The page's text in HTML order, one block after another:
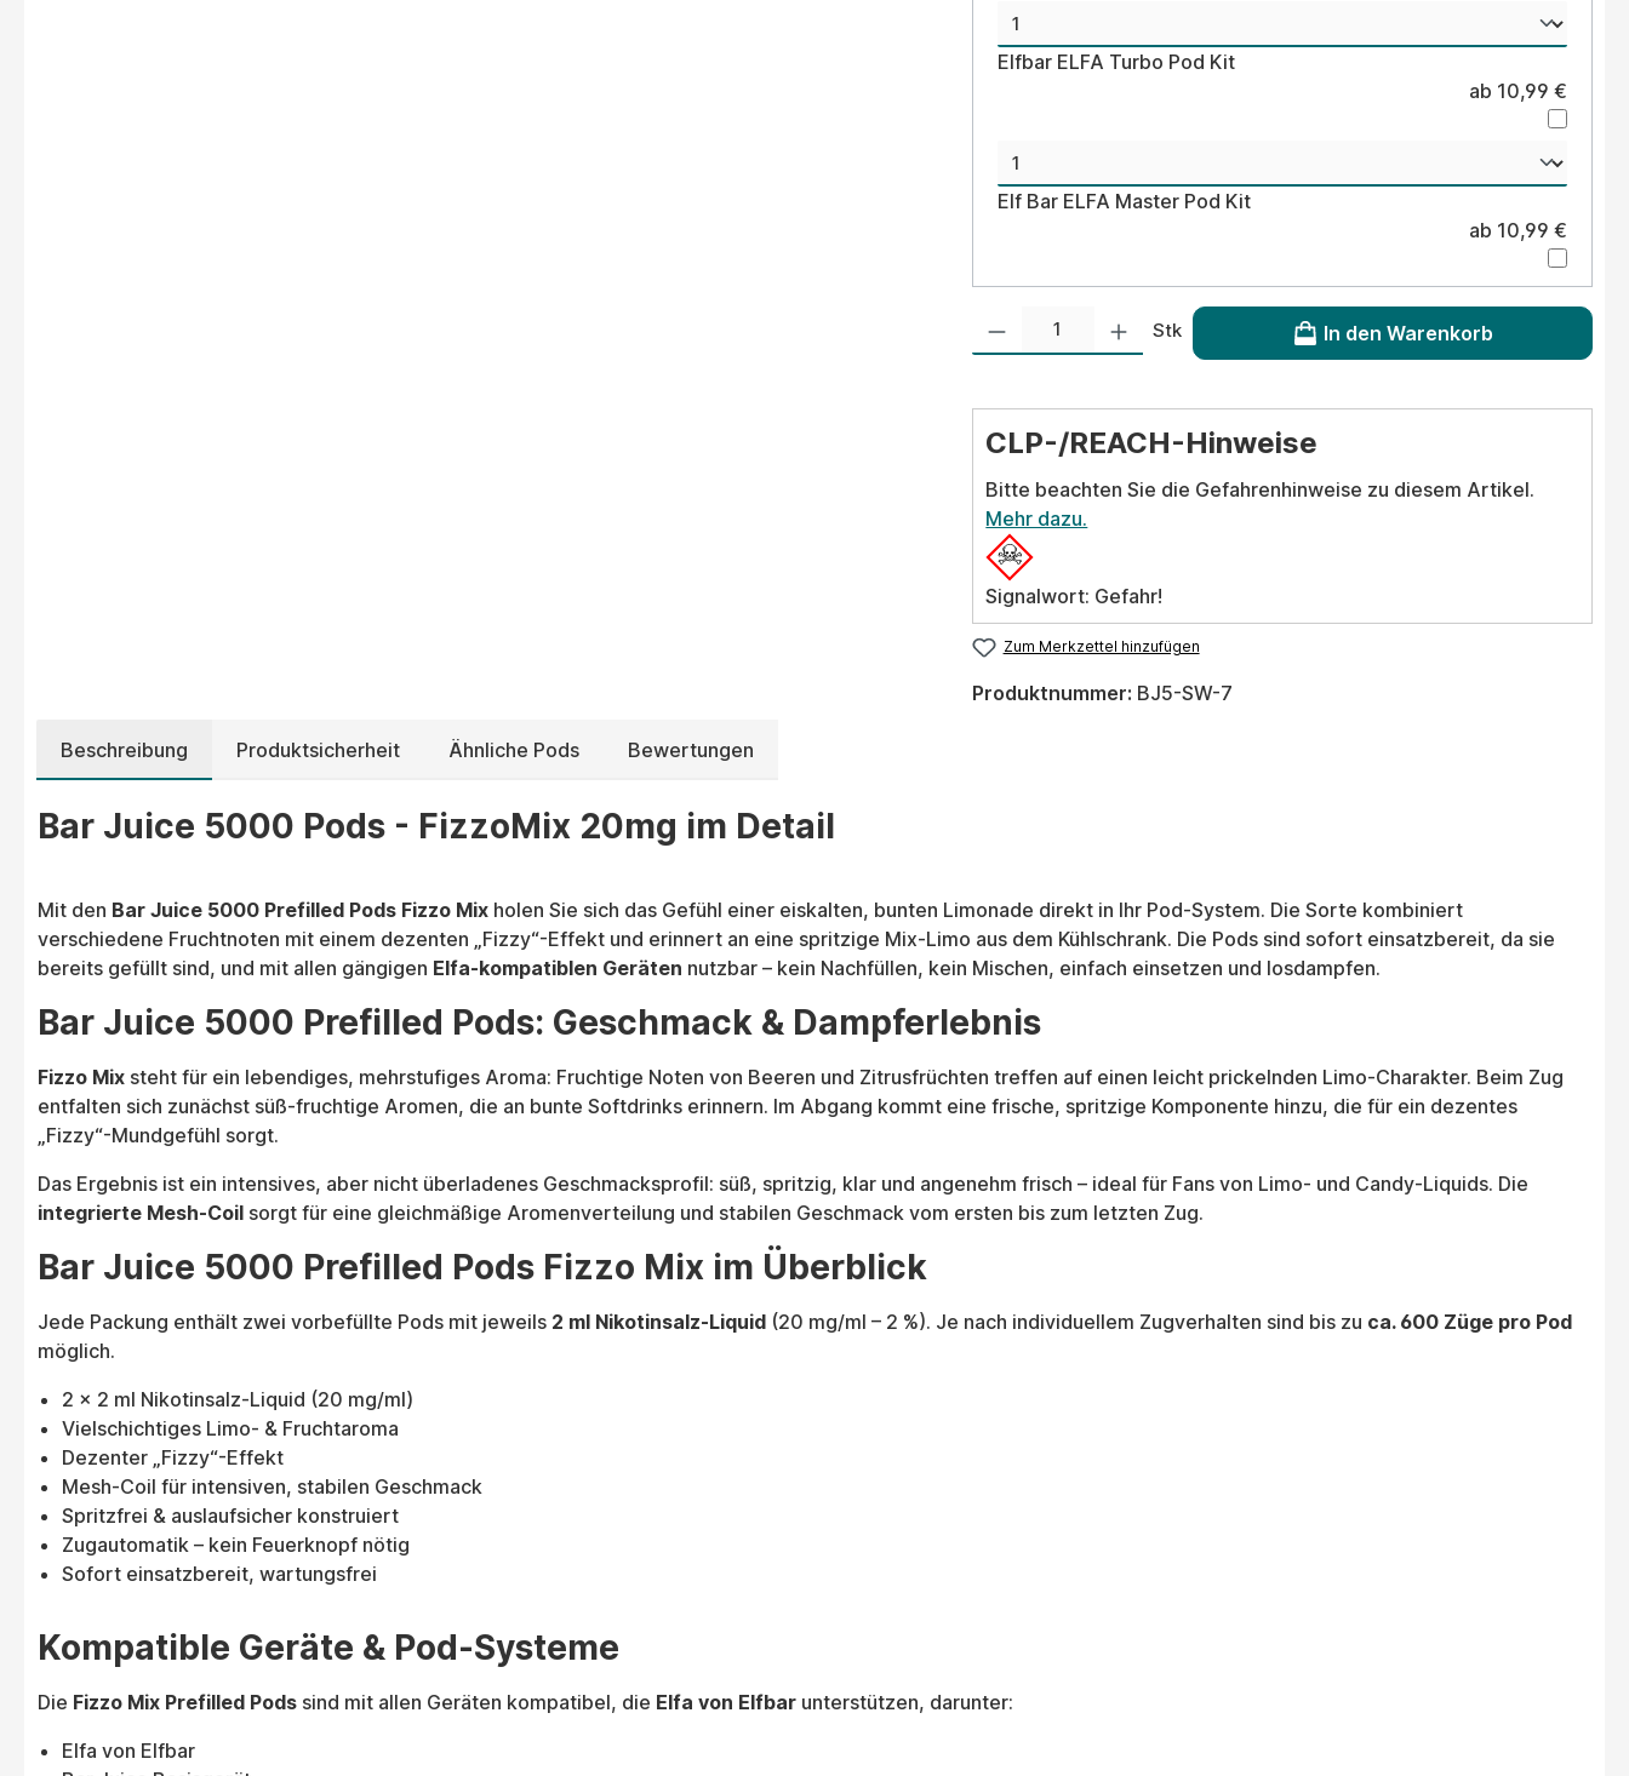
Elfbar ELFA Turbo Pod Kit
ab 10,99 €
Elf Bar ELFA Master Pod Kit
ab 10,99 €
Produkt Anzahl: Gib den gewünschten Wert ein oder benutze die Schaltflächen um die
Stk In den Warenkorb
CLP-/REACH-Hinweise
Bitte beachten Sie die Gefahrenhinweise zu diesem Artikel.
Mehr dazu.
Signalwort: Gefahr!
Zum Merkzettel hinzufügen
Produktnummer: BJ5-SW-7
Beschreibung Produktsicherheit Ähnliche Pods Bewertungen
Bar Juice 5000 Pods - FizzoMix 20mg im Detail
Mit den Bar Juice 5000 Prefilled Pods Fizzo Mix holen Sie sich das Gefühl einer eiskalten, bunten Limonade direkt in Ihr Pod-System. Die Sorte kombiniert
verschiedene Fruchtnoten mit einem dezenten „Fizzy“-Effekt und erinnert an eine spritzige Mix-Limo aus dem Kühlschrank. Die Pods sind sofort einsatzbereit, da sie
bereits gefüllt sind, und mit allen gängigen Elfa-kompatiblen Geräten nutzbar – kein Nachfüllen, kein Mischen, einfach einsetzen und losdampfen.
Bar Juice 5000 Prefilled Pods: Geschmack & Dampferlebnis
Fizzo Mix steht für ein lebendiges, mehrstufiges Aroma: Fruchtige Noten von Beeren und Zitrusfrüchten treffen auf einen leicht prickelnden Limo-Charakter. Beim Zug
entfalten sich zunächst süß-fruchtige Aromen, die an bunte Softdrinks erinnern. Im Abgang kommt eine frische, spritzige Komponente hinzu, die für ein dezentes
„Fizzy“-Mundgefühl sorgt.
Das Ergebnis ist ein intensives, aber nicht überladenes Geschmacksprofil: süß, spritzig, klar und angenehm frisch – ideal für Fans von Limo- und Candy-Liquids. Die
integrierte Mesh-Coil sorgt für eine gleichmäßige Aromenverteilung und stabilen Geschmack vom ersten bis zum letzten Zug.
Bar Juice 5000 Prefilled Pods Fizzo Mix im Überblick
Jede Packung enthält zwei vorbefüllte Pods mit jeweils 2 ml Nikotinsalz-Liquid (20 mg/ml – 2 %). Je nach individuellem Zugverhalten sind bis zu ca. 600 Züge pro Pod
möglich.
2 × 2 ml Nikotinsalz-Liquid (20 mg/ml)
Vielschichtiges Limo- & Fruchtaroma
Dezenter „Fizzy“-Effekt
Mesh-Coil für intensiven, stabilen Geschmack
Spritzfrei & auslaufsicher konstruiert
Zugautomatik – kein Feuerknopf nötig
Sofort einsatzbereit, wartungsfrei
Kompatible Geräte & Pod-Systeme
Die Fizzo Mix Prefilled Pods sind mit allen Geräten kompatibel, die Elfa von Elfbar unterstützen, darunter:
Elfa von Elfbar